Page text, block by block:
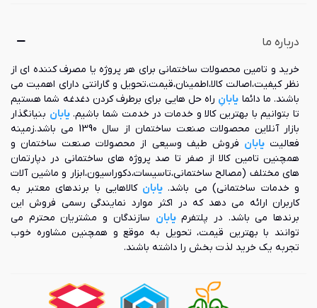
درباره ما
خرید و تامین محصولات ساختمانی برای هر پروژه یا مصرف کننده ای از
نظر کیفیت،اصالت کالا،اطمینان،قیمت،تحویل و گارانتی دارای اهمیت می
باشند. ما دائما یابانِ راه حل هایی برای برطرف کردن دغدغه شما هستیم
تا بتوانیم با بهترین کالا و خدمات در خدمت شما باشیم.یابان بنیانگذار
بازار آنلاین محصولات صنعت ساختمان از سال 1390 می باشد.زمینه
فعالیتیابان فروش طیف وسیعی از محصولات صنعت ساختمان و
همچنین تامین کالا از صفر تا صد پروژه های ساختمانی در دپارتمان
های مختلف (مصالح ساختمانی،تاسیسات،دکوراسیون،ابزار و ماشین آلات
و خدمات ساختمانی) می باشد.یابان کالاهایی با برندهای معتبر به
کاربران ارائه می دهد که در اکثر موارد نمایندگی رسمی فروش این
برندها می باشد. در پلتفرمیابان سازندگان و مشتریان محترم می
توانند با بهترین قیمت، تحویل به موقع و همچنین مشاوره خوب
تجربه یک خرید لذت بخش را داشته باشند.